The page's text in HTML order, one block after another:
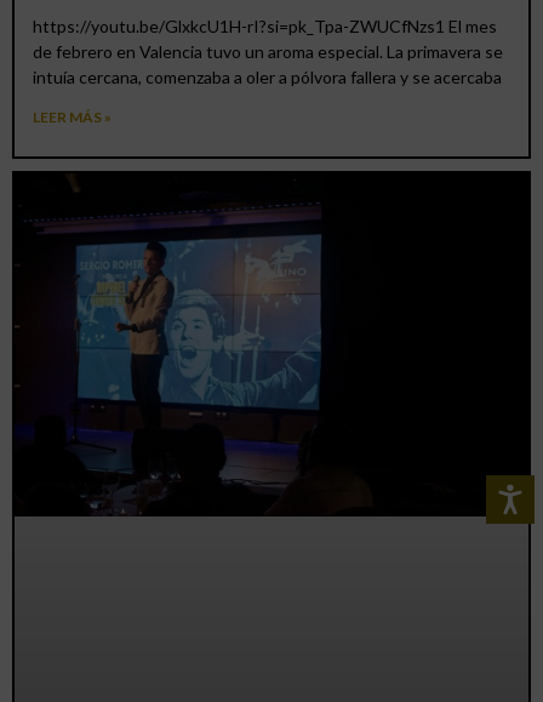
https://youtu.be/GlxkcU1H-rI?si=pk_Tpa-ZWUCfNzs1 El mes
de febrero en Valencia tuvo un aroma especial. La primavera se
intuía cercana, comenzaba a oler a pólvora fallera y se acercaba
LEER MÁS »